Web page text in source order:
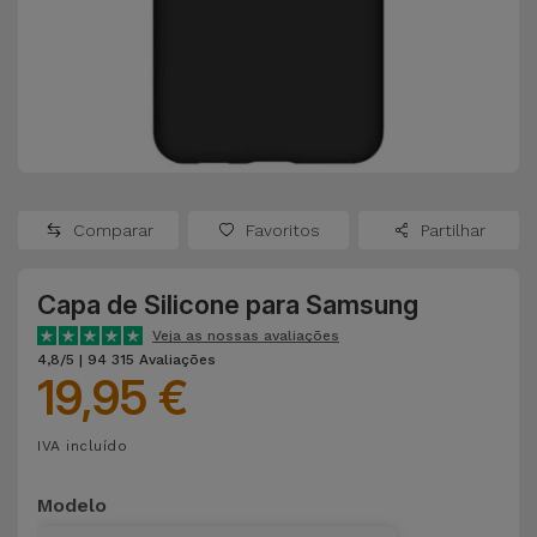
Oppo
OnePlus
Google
Dyson
TCL
Recondicionados
Recondicionados
Consolas
Recondicionadas
Ver
tudo
Auriculares
e Colunas
Smartwatches
e Braceletes
Correntes
Comparar Favoritos Partilhar
Capa de Silicone para Samsung
Veja as nossas avaliações
4,8/5 | 94 315 Avaliações
19,95 €
IVA incluído
Modelo